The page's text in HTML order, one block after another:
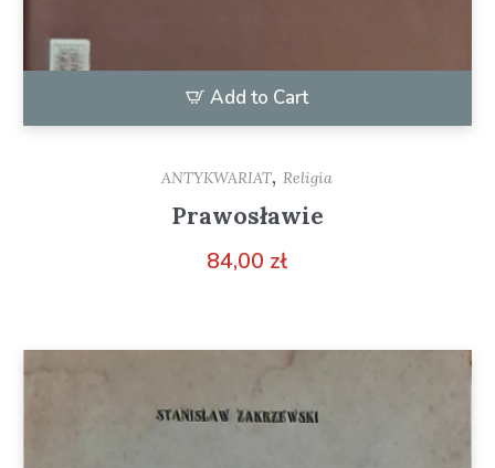
Add to Cart
ANTYKWARIAT, Religia
Prawosławie
84,00 zł